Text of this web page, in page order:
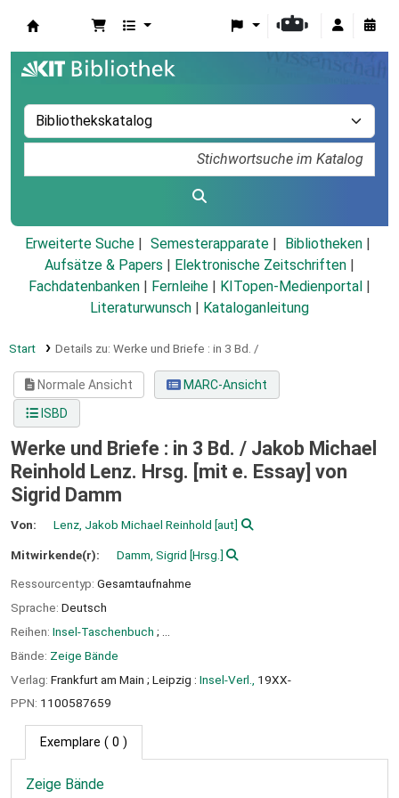
Erweiterte Suche Semesterapparate
Bibliotheken
Aufsätze & Papers
Elektronische Zeitschriften
Fachdatenbanken
Fernleihe KITopen-Medienportal
Literaturwunsch
Kataloganleitung
Start Details zu: Werke und Briefe : in 3 Bd. /
Normale Ansicht
MARC-Ansicht
ISBD
Werke und Briefe : in 3 Bd. / Jakob Michael
Reinhold Lenz. Hrsg. [mit e. Essay] von
Sigrid Damm
Von: Lenz, Jakob Michael Reinhold [aut]
Mitwirkende(r): Damm, Sigrid [Hrsg.]
Ressourcentyp: Gesamtaufnahme
Sprache: Deutsch
Reihen: Insel-Taschenbuch ; ...
Bände: Zeige Bände
Verlag: Frankfurt am Main ; Leipzig : Insel-Verl.,
19XX-
PPN: 1100587659
Exemplare ( 0 )
Zeige Bände